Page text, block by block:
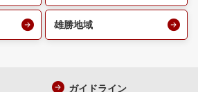
雄勝地域
ガイドライン